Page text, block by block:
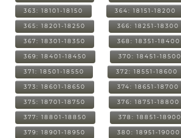
363: 18101-18150 364: 18151-18200
365: 18201-18250 366: 18251-18300
367: 18301-18350 368: 18351-18400
369: 18401-18450 370: 18451-18500
371: 18501-18550 372: 18551-18600
373: 18601-18650 374: 18651-18700
375: 18701-18750 376: 18751-18800
377: 18801-18850 378: 18851-18900
379: 18901-18950 380: 18951-19000